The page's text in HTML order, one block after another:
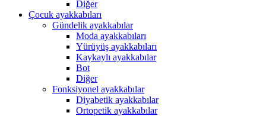
Diğer
Çocuk ayakkabıları
Gündelik ayakkabılar
Moda ayakkabıları
Yürüyüş ayakkabıları
Kaykaylı ayakkabılar
Bot
Diğer
Fonksiyonel ayakkabılar
Diyabetik ayakkabılar
Ortopetik ayakkabılar